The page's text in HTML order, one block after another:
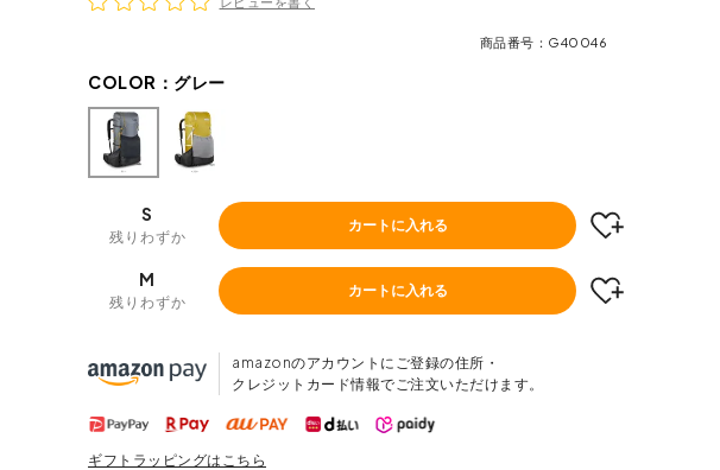
商品番号 G40046
COLOR： グレー
S
残りわずか
カートに入れる
M
残りわずか
カートに入れる
amazonのアカウントにご登録の住所・
クレジットカード情報でご注文いただけます。
ギフトラッピングはこちら